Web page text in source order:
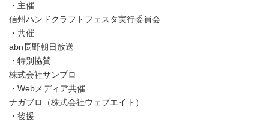
・主催
信州ハンドクラフトフェスタ実行委員会
・共催
abn長野朝日放送
・特別協賛
株式会社サンプロ
・Webメディア共催
ナガブロ（株式会社ウェブエイト）
・後援